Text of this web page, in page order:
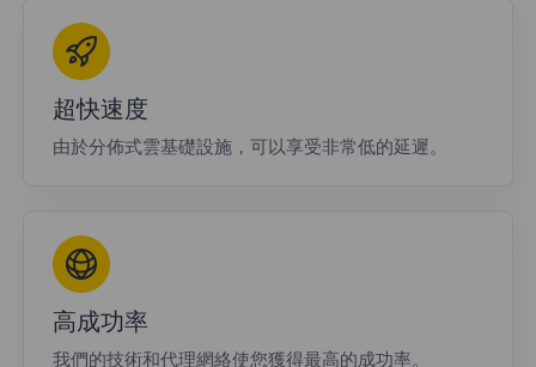
超快速度
由於分佈式雲基礎設施，可以享受非常低的延遲。
高成功率
我們的技術和代理網絡使您獲得最高的成功率。